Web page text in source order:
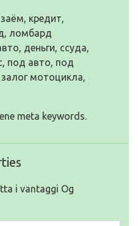
кредит,
ломбард
деньги, ссуда,
под авто, под
мотоцикла,
meta keywords.
i vantaggi Og